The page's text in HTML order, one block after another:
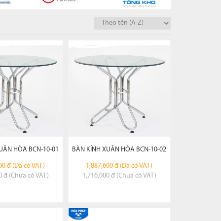
thất khu công cộng XH
gia dụng
HÒA BCN-10-01
đ (Đã có VAT)
đ (Chưa có VAT)
HÀNG
BÀN KÍNH XUÂN HÒA BCN-10-02
1,887,600 đ (Đã có VAT)
1,716,000 đ (Chưa có VAT)
ĐẶT HÀNG